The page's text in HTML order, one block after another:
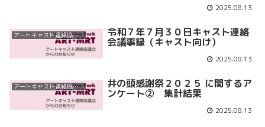
2025.08.13
アートキャスト連絡協議会 令和７年７月３０日キャスト連絡
会議事録（キャスト向け）
2025.08.13
アートキャスト連絡協議会 井の頭感謝祭２０２５ に関するア
ンケート② 集計結果
2025.08.13